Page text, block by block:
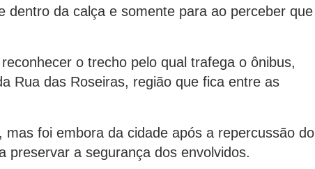
dentro da calça e somente para ao perceber que
o trecho pelo qual trafega o ônibus,
Rua das Roseiras, região que fica entre as
foi embora da cidade após a repercussão do
preservar a segurança dos envolvidos.